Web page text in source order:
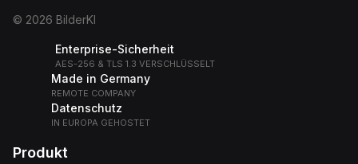
© 2026 BilderKI
Enterprise-Sicherheit
AES-256 & TLS 1.3 VERSCHLÜSSELT
Made in Germany
REMOTE COMPANY
Datenschutz
IN EUROPA GEHOSTET
Produkt